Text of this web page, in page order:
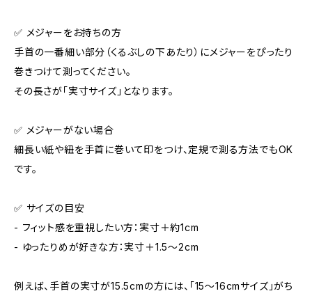
✅ メジャーをお持ちの方
手首の一番細い部分（くるぶしの下あたり）にメジャーをぴったり
巻きつけて測ってください。
その長さが「実寸サイズ」となります。
✅ メジャーがない場合
細長い紙や紐を手首に巻いて印をつけ、定規で測る方法でもOK
です。
✅ サイズの目安
- フィット感を重視したい方：実寸＋約1cm
- ゆったりめが好きな方：実寸＋1.5〜2cm
例えば、手首の実寸が15.5cmの方には、「15〜16cmサイズ」がち